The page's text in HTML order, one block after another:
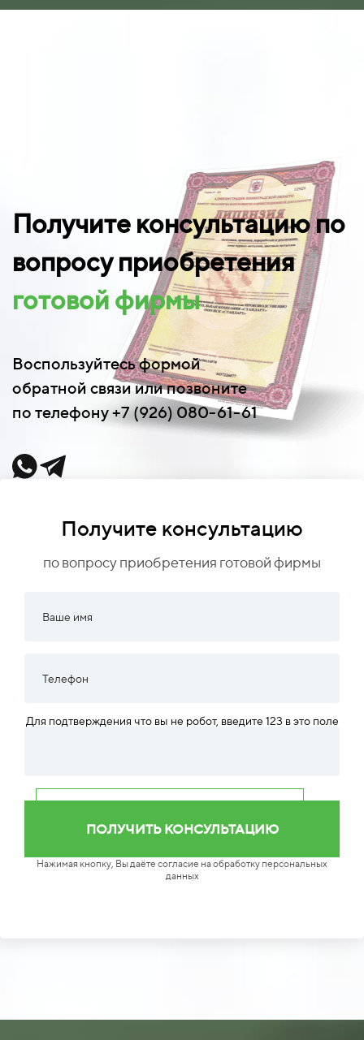
Получите консультацию по
вопросу приобретения
готовой фирмы
Воспользуйтесь формой
обратной связи или позвоните
по телефону +7 (926) 080-61-61
Получите консультацию
по вопросу приобретения готовой фирмы
Для подтверждения что вы не робот, введите 123 в это поле
Нажимая кнопку, Вы даёте согласие на обработку персональных
данных